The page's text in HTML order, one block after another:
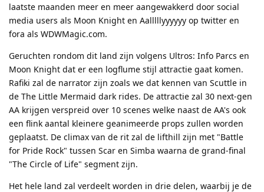
laatste maanden meer en meer aangewakkerd door social
media users als Moon Knight en Aalllllyyyyyy op twitter en
fora als WDWMagic.com.
Geruchten rondom dit land zijn volgens Ultros: Info Parcs en
Moon Knight dat er een logflume stijl attractie gaat komen.
Rafiki zal de narrator zijn zoals we dat kennen van Scuttle in
de The Little Mermaid dark rides. De attractie zal 30 next-gen
AA krijgen verspreid over 10 scenes welke naast de AA's ook
een flink aantal kleinere geanimeerde props zullen worden
geplaatst. De climax van de rit zal de lifthill zijn met "Battle
for Pride Rock" tussen Scar en Simba waarna de grand-final
"The Circle of Life" segment zijn.
Het hele land zal verdeelt worden in drie delen, waarbij je de